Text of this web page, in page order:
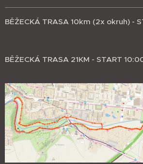
BĚŽECKÁ TRASA 10km (2x okruh) -
BĚŽECKÁ TRASA 21KM - START